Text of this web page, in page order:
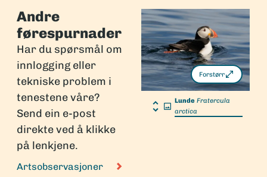
Forstørr
Lunde Fratercula
arctica
Andre
førespurnader
Har du spørsmål om
innlogging eller
tekniske problem i
tenestene våre?
Send ein e-post
direkte ved å klikke
på lenkjene.
Artsobservasjoner